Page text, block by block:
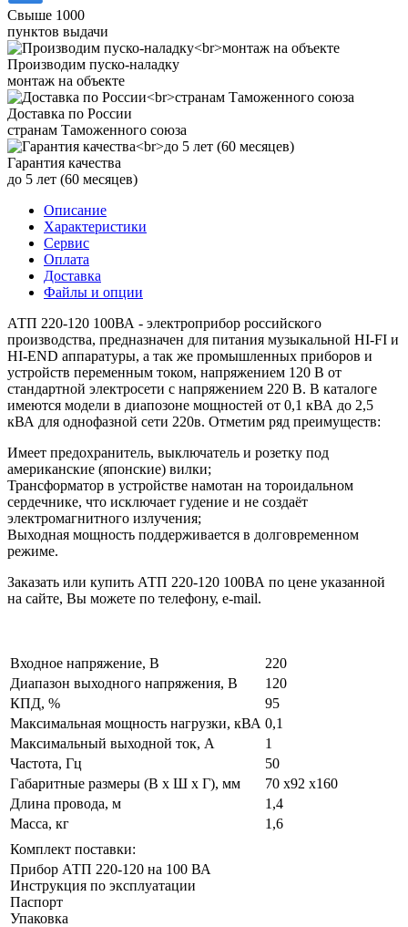
Свыше 1000
пунктов выдачи
Производим пуско-наладку
монтаж на объекте
Доставка по России
странам Таможенного союза
Гарантия качества
до 5 лет (60 месяцев)
Описание
Характеристики
Сервис
Оплата
Доставка
Файлы и опции
АТП 220-120 100ВА - электроприбор российского
производства, предназначен для питания музыкальной HI-FI и
HI-END аппаратуры, а так же промышленных приборов и
устройств переменным током, напряжением 120 В от
стандартной электросети с напряжением 220 В. В каталоге
имеются модели в диапозоне мощностей от 0,1 кВА до 2,5
кВА для однофазной сети 220в. Отметим ряд преимуществ:
Имеет предохранитель, выключатель и розетку под
американские (японские) вилки;
Трансформатор в устройстве намотан на тороидальном
сердечнике, что исключает гудение и не создаёт
электромагнитного излучения;
Выходная мощность поддерживается в долговременном
режиме.
Заказать или купить АТП 220-120 100ВА по цене указанной
на сайте, Вы можете по телефону, e-mail.
Входное напряжение, В
220
Диапазон выходного напряжения, В
120
КПД, %
95
Максимальная мощность нагрузки, кВА 0,1
Максимальный выходной ток, А
1
Частота, Гц
50
Габаритные размеры (В х Ш х Г), мм
70 х92 х160
Длина провода, м
1,4
Масса, кг
1,6
Комплект поставки:
Прибор АТП 220-120 на 100 ВА
Инструкция по эксплуатации
Паспорт
Упаковка